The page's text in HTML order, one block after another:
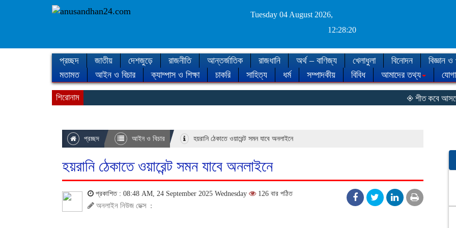
Tuesday 04 August 2026,
12:28:21
প্রচ্ছদ জাতীয় দেশজুড়ে রাজনীতি আন্তর্জাতিক রাজধানি অর্থ – বাণিজ্য খেলাধুলা বিনোদন বিজ্ঞান
মতামত
আইন ও বিচার ক্যাম্পাস ও শিক্ষা চাকরি সাহিত্য ধর্ম সম্পাদকীয় বিবিধ আমাদের তথ্য
শিরোনাম ◈ শীত কবে আসছে, জানাল
প্রচ্ছদ আইন ও বিচার হয়রানি ঠেকাতে ওয়ারেন্ট সমন যাবে অনলাইনে
হয়রানি ঠেকাতে ওয়ারেন্ট সমন যাবে অনলাইনে
প্রকাশিত : 08:48 AM, 24 September 2025 Wednesday 126 বার পঠিত
অনলাইন নিউজ ডেক্স :